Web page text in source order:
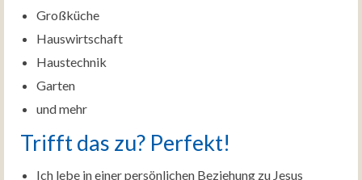
Großküche
Hauswirtschaft
Haustechnik
Garten
und mehr
Trifft das zu? Perfekt!
Ich lebe in einer persönlichen Beziehung zu Jesus